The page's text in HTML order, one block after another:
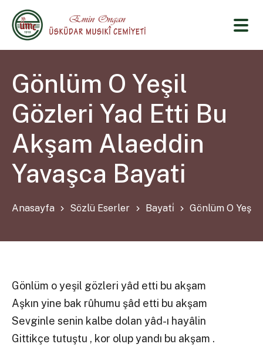
Gönlüm O Yeşil
Gözleri Yad Etti Bu
Akşam Alaeddin
Yavaşca Bayati
Anasayfa Sözlü Eserler Bayati̇ Gönlüm O Yeşil
Gönlüm o yeşil gözleri yâd etti bu akşam
Aşkın yine bak rûhumu şâd etti bu akşam
Sevginle senin kalbe dolan yâd-ı hayâlin
Gittikçe tutuştu , kor olup yandı bu akşam .